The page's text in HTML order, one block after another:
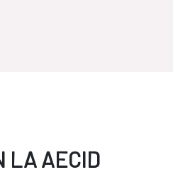
LA AECID